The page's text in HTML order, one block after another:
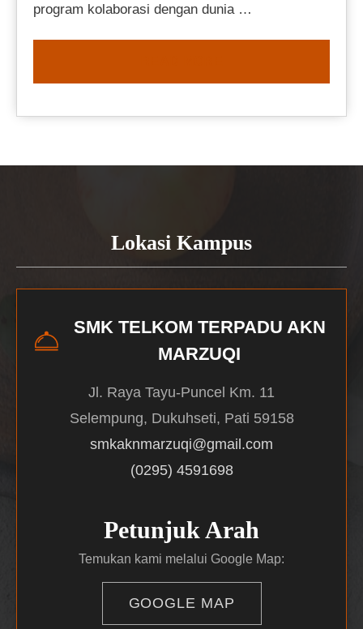
program kolaborasi dengan dunia …
Lokasi Kampus
SMK TELKOM TERPADU AKN
MARZUQI
Jl. Raya Tayu-Puncel Km. 11
Selempung, Dukuhseti, Pati 59158
smkaknmarzuqi@gmail.com
(0295) 4591698
Petunjuk Arah
Temukan kami melalui Google Map:
GOOGLE MAP